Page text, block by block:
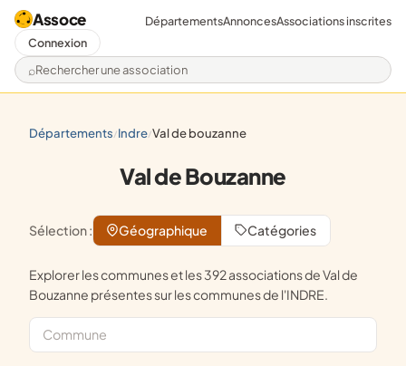
Assoce
Rechercher une association
DépartementsAnnoncesAssociations inscrites
Connexion
départements/ indre/ val de bouzanne
Val de Bouzanne
Sélection : Géographique Catégories
Explorer les communes et les 392 associations de Val de
Bouzanne présentes sur les communes de l'INDRE.